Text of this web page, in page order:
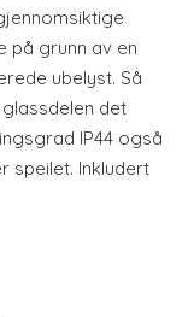
på grunn av en
ubelyst. Så
det
IP44 også
speilet. Inkludert